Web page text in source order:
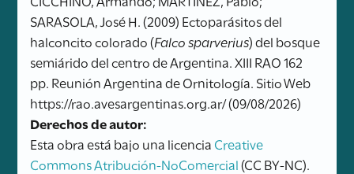
SARASOLA, José H. (2009) Ectoparásitos del
halconcito colorado (Falco sparverius) del bosque
semiárido del centro de Argentina. XIII RAO 162
pp. Reunión Argentina de Ornitología. Sitio Web
https://rao.avesargentinas.org.ar/ (09/08/2026)
Derechos de autor:
Esta obra está bajo una licencia Creative
Commons Atribución-NoComercial(CC BY-NC).